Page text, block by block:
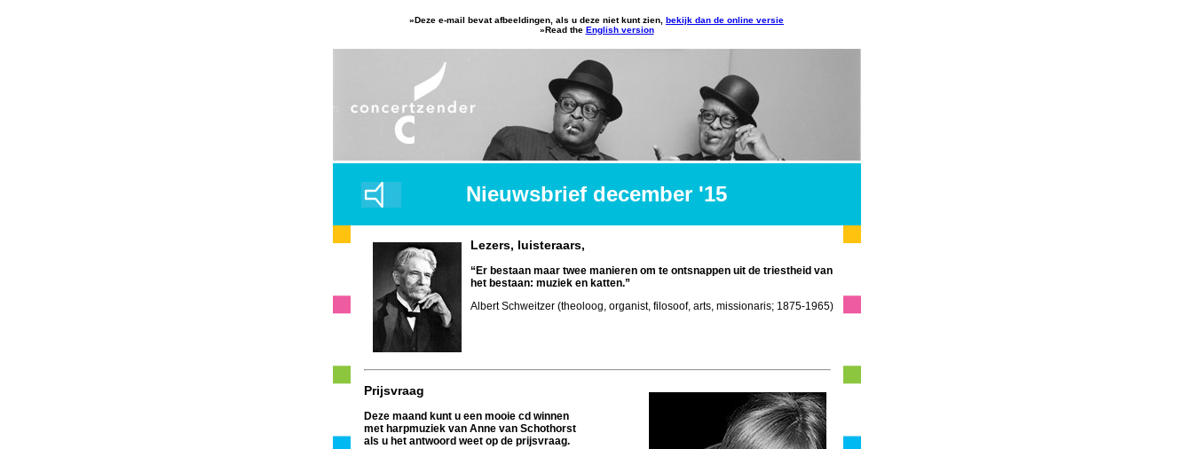
»Deze e-mail bevat afbeeldingen, als u deze niet kunt zien, bekijk dan de online versie
»Read the English version
Nieuwsbrief december '15
Lezers, luisteraars,
“Er bestaan maar twee manieren om te ontsnappen uit de triestheid van
het bestaan: muziek en katten.”
Albert Schweitzer (theoloog, organist, filosoof, arts, missionaris; 1875-1965)
Prijsvraag
Deze maand kunt u een mooie cd winnen
met harpmuziek van Anne van Schothorst
als u het antwoord weet op de prijsvraag.